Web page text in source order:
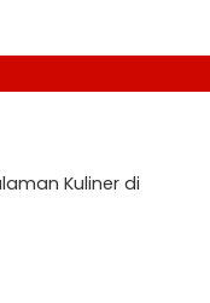
Kuliner di